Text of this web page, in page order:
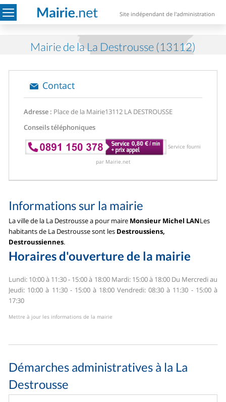
Site indépendant de l'administration
Mairie de la La Destrousse (13112)
Contact
Adresse : Place de la Mairie13112 LA DESTROUSSE
Conseils téléphoniques
Service fourni
par Mairie.net
Informations sur la mairie
La ville de la La Destrousse a pour maire Monsieur Michel LANLes
habitants de La Destrousse sont les Destroussiens,
Destroussiennes.
Horaires d'ouverture de la mairie
Lundi: 10:00 à 11:30 - 15:00 à 18:00Mardi: 15:00 à 18:00Du Mercredi au
Jeudi: 10:00 à 11:30 - 15:00 à 18:00 Vendredi: 08:30 à 11:30 - 15:00 à
17:30
Mettre à jour les informations de la mairie
Démarches administratives à la La
Destrousse